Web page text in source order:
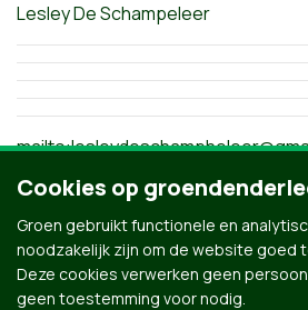
Lesley De Schampeleer
mailto:
Cookies op
Groen gebruikt functionele en
noodzakelijk zijn om de website goed
Deze cookies verwerken geen
geen toestemming voor nodig.